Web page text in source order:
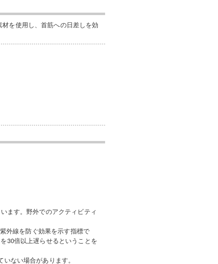
を使用し、首筋への日差しを効
ます。野外でのアクティビティ
外線を防ぐ効果を示す指標で
30倍以上遅らせるということを
ない場合があります。